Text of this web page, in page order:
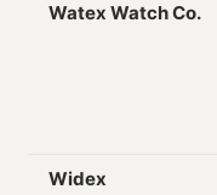
Watex Watch Co.
Widex